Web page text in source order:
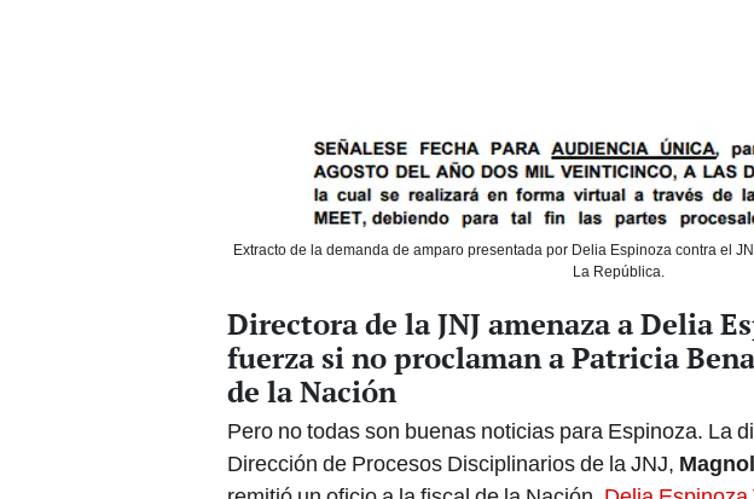
Extracto de la demanda de amparo presentada por Delia Espinoza contra el
La República.
Directora de la JNJ amenaza a Delia
fuerza si no proclaman a Patricia
de la Nación
Pero no todas son buenas noticias para Espinoza. La
Dirección de Procesos Disciplinarios de la JNJ,